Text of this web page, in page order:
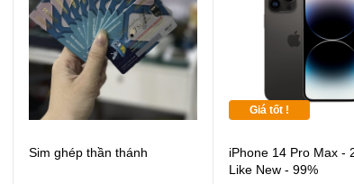
Sim ghép thần thánh
Giá tốt !
iPhone 14 Pro Max -
Like New - 99%